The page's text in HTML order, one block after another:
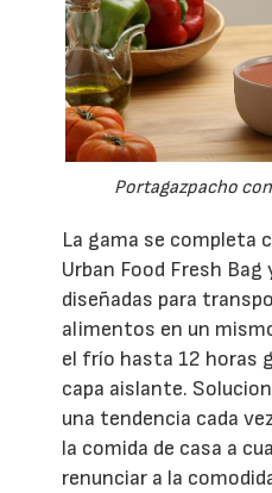
Portagazpacho
La gama se completa
Urban Food Fresh Bag
diseñadas para
alimentos en un
el frío hasta 12 horas
capa aislante.
una tendencia cada
la comida de casa a
renunciar a la